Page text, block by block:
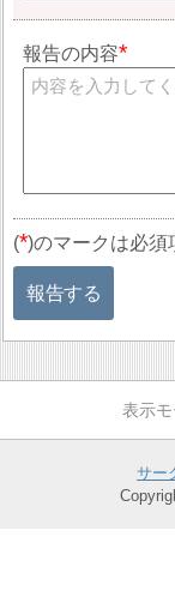
報告の内容
(*)のマークは必須
報告する
サー